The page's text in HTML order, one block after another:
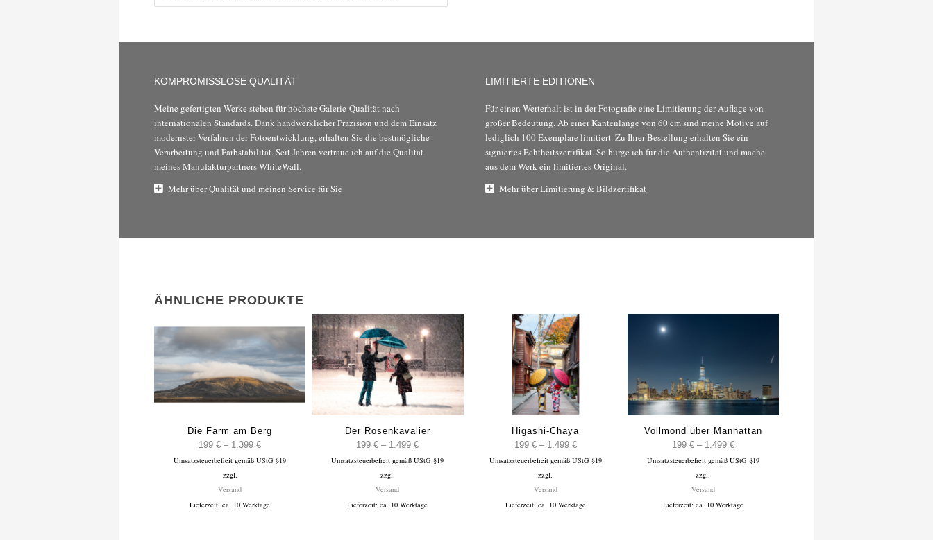
KOMPROMISSLOSE QUALITÄT
Meine gefertigten Werke stehen für höchste Galerie-Qualität nach
internationalen Standards. Dank handwerklicher Präzision und dem Einsatz
modernster Verfahren der Fotoentwicklung, erhalten Sie die bestmögliche
Verarbeitung und Farbstabilität. Seit Jahren vertraue ich auf die Qualität
meines Manufakturpartners WhiteWall.
Mehr über Qualität und meinen Service für Sie
LIMITIERTE EDITIONEN
Für einen Werterhalt ist in der Fotografie eine Limitierung der Auflage von
großer Bedeutung. Ab einer Kantenlänge von 60 cm sind meine Motive auf
lediglich 100 Exemplare limitiert. Zu Ihrer Bestellung erhalten Sie ein
signiertes Echtheitszertifikat. So bürge ich für die Authentizität und mache
aus dem Werk ein limitiertes Original.
Mehr über Limitierung & Bildzertifikat
ÄHNLICHE PRODUKTE
Die Farm am Berg
199€ – 1.399€Preisspanne:
199 €
Umsatzsteuerbefreit gemäß UStG §19
zzgl.
Versand
Lieferzeit: ca. 10 Werktage
Der Rosenkavalier
199€ – 1.499€Preisspanne:
199 €
Umsatzsteuerbefreit gemäß UStG §19
zzgl.
Versand
Lieferzeit: ca. 10 Werktage
Higashi-Chaya
199 € – 1.499 €Preisspanne:
199 €
Umsatzsteuerbefreit gemäß UStG §19
zzgl.
Versand
Lieferzeit: ca. 10 Werktage
Vollmond über Manhattan
199 € – 1.499 €Preisspanne:
199 €
Umsatzsteuerbefreit gemäß UStG §19
zzgl.
Versand
Lieferzeit: ca. 10 Werktage